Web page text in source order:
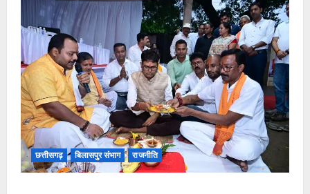
छत्तीसगढ़ बिलासपुर संभाग राजनीति